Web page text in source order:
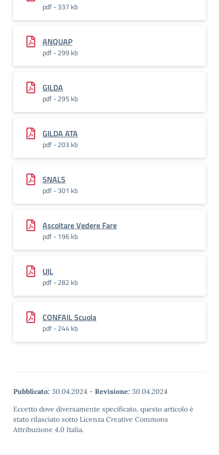
pdf - 337 kb
ANQUAP
pdf - 299 kb
GILDA
pdf - 295 kb
GILDA ATA
pdf - 203 kb
SNALS
pdf - 301 kb
Ascoltare Vedere Fare
pdf - 196 kb
UIL
pdf - 282 kb
CONFAIL Scuola
pdf - 244 kb
Pubblicato: 30.04.2024 - Revisione: 30.04.2024
Eccetto dove diversamente specificato, questo articolo è
stato rilasciato sotto Licenza Creative Commons
Attribuzione 4.0 Italia.